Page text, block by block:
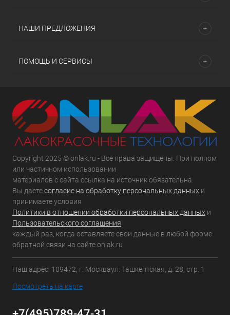
НАШИ ПРЕДЛОЖЕНИЯ
ПОМОЩЬ И СЕРВИСЫ
Copyright 2025 © onlak.ru - Все права защищены. При полном
или частичном использовании
материалов с сайта ссылка на источник обязательна.
Вы даетесогласие на обработку персональных данных и
принимаете условия
Политики в отношении обработки персональных данных и
Пользовательского соглашения
каждый раз, когда оставляете свои данные в любой форме
обратной связи на сайте onlak.ru
Наш адрес: 109472, г. Москваул. Ташкентская, д. 28, стр. 1
Посмотреть на карте